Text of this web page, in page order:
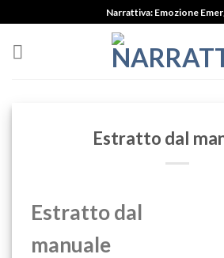
to
content
Narrattiva: Emozione
Estratto dal
Estratto dal
manuale